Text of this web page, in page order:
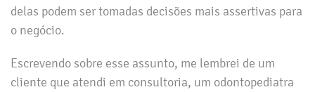
delas podem ser tomadas decisões mais assertivas para
o negócio.
Escrevendo sobre esse assunto, me lembrei de um
cliente que atendi em consultoria, um odontopediatra